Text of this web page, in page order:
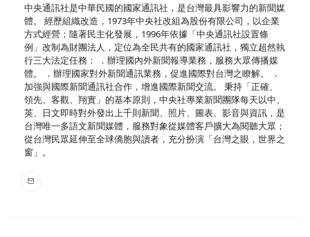
中央通訊社是中華民國的國家通訊社，是台灣最具影響力的新聞媒
體。 經歷組織改造，1973年中央社改組為股份有限公司，以企業
方式經營；隨著民主化發展，1996年依據「中央通訊社設置條
例」改制為財團法人，定位為全民共有的國家通訊社，獨立超然執
行三大法定任務： ．辦理國內外新聞報導業務，服務大眾傳播媒
體。 ．辦理國家對外新聞通訊業務，促進國際對台灣之瞭解。 ．
加強與國際新聞通訊社合作，增進國際新聞交流。 秉持「正確、
領先、客觀、翔實」的基本原則，中央社專業新聞團隊每天以中、
英、日文即時對外發出上千則新聞、照片、圖表、影音與資訊，是
台灣唯一多語文新聞媒體，服務對象從媒體客戶擴大為閱聽大眾；
從台灣民眾延伸至全球僑胞與讀者，充分扮演「台灣之眼，世界之
窗」。